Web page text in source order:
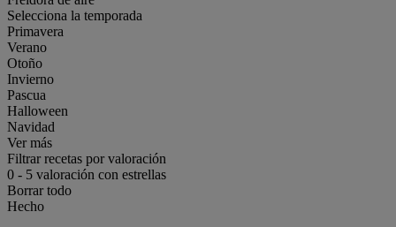
Selecciona la temporada
Primavera
Verano
Otoño
Invierno
Pascua
Halloween
Navidad
Ver más
Filtrar recetas por valoración
0 - 5 valoración con estrellas
Borrar todo
Hecho